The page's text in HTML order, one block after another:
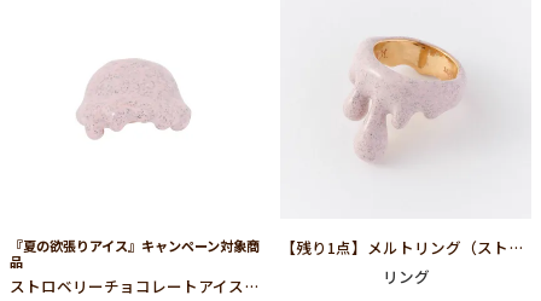
『夏の欲張りアイス』キャンペーン対象商
品
ストロベリーチョコレートアイスクリーム チャーム
【残り1点】メルトリング（ストロベリーチョコレート）
リング